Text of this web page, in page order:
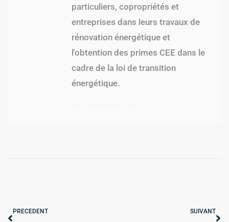
particuliers, copropriétés et
entreprises dans leurs travaux de
rénovation énergétique et
l'obtention des primes CEE dans le
cadre de la loi de transition
énergétique.
PRECEDENT SUIVANT